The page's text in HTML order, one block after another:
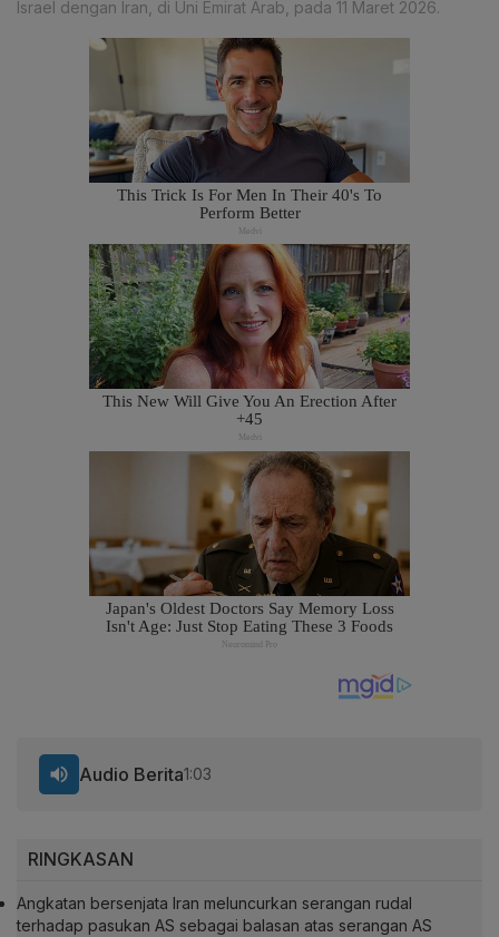
Israel dengan Iran, di Uni Emirat Arab, pada 11 Maret 2026.
RINGKASAN
Angkatan bersenjata Iran meluncurkan serangan rudal
terhadap pasukan AS sebagai balasan atas serangan AS
Audio Berita1:03